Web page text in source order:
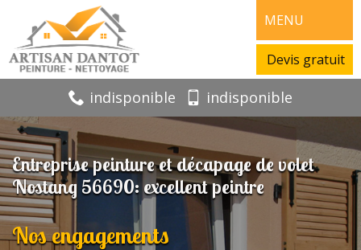
MENU
Devis gratuit
indisponible indisponible
Entreprise peinture et décapage de volet
Nostang 56690: excellent peintre
Nos engagements